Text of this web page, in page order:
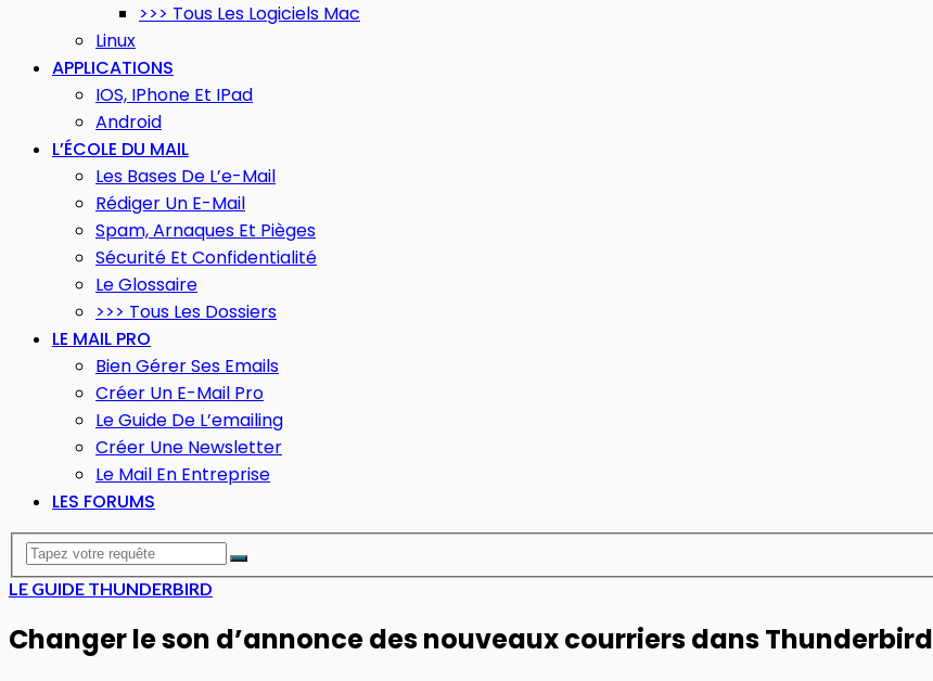
>>> Tous Les Logiciels Mac
Linux
APPLICATIONS
IOS, IPhone Et IPad
Android
L’ÉCOLE DU MAIL
Les Bases De L’e-Mail
Rédiger Un E-Mail
Spam, Arnaques Et Pièges
Sécurité Et Confidentialité
Le Glossaire
>>> Tous Les Dossiers
LE MAIL PRO
Bien Gérer Ses Emails
Créer Un E-Mail Pro
Le Guide De L’emailing
Créer Une Newsletter
Le Mail En Entreprise
LES FORUMS
LE GUIDE THUNDERBIRD
Changer le son d’annonce des nouveaux courriers dans Thunderbird